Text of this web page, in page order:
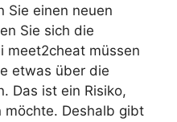
Sie einen neuen
Sie sich die
meet2cheat müssen
etwas über die
Das ist ein Risiko,
möchte. Deshalb gibt